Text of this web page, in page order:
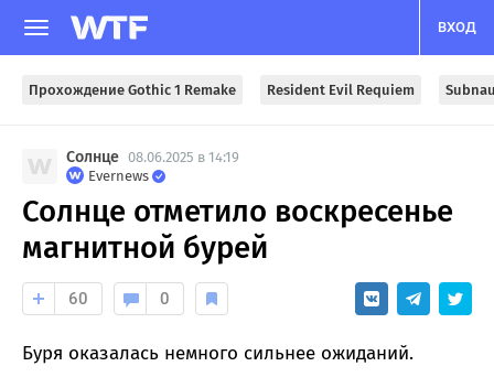
ВХОД
Прохождение Gothic 1 Remake Resident Evil Requiem
Солнце 08.06.2025 в 14:19
Evernews
Солнце отметило воскресенье
магнитной бурей
60 0
Буря оказалась немного сильнее ожиданий.